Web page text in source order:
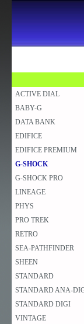
ACTIVE DIAL
BABY-G
DATA BANK
EDIFICE
EDIFICE PREMIUM
G-SHOCK
G-SHOCK PRO
LINEAGE
PHYS
PRO TREK
RETRO
SEA-PATHFINDER
SHEEN
STANDARD
STANDARD ANA-
STANDARD DIGI
VINTAGE